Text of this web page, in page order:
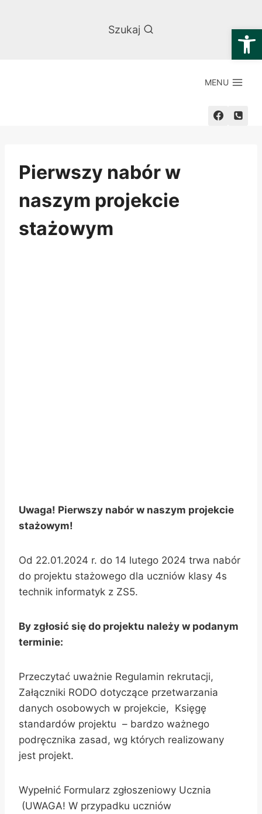
Szukaj
MENU
Pierwszy nabór w
naszym projekcie
stażowym
Uwaga! Pierwszy nabór w naszym projekcie
stażowym!
Od 22.01.2024 r. do 14 lutego 2024 trwa nabór
do projektu stażowego dla uczniów klasy 4s
technik informatyk z ZS5.
By zgłosić się do projektu należy w podanym
terminie:
Przeczytać uważnie Regulamin rekrutacji,
Załączniki RODO dotyczące przetwarzania
danych osobowych w projekcie, Księgę
standardów projektu – bardzo ważnego
podręcznika zasad, wg których realizowany
jest projekt.
Wypełnić Formularz zgłoszeniowy Ucznia
(UWAGA! W przypadku uczniów